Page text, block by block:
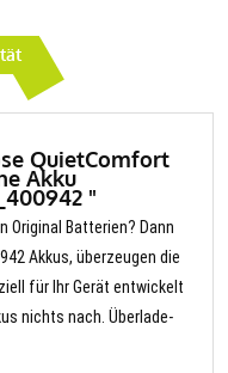
QuietComfort
Akku
"
Original Batterien? Dann
Akkus, überzeugen die
für Ihr Gerät entwickelt
nichts nach. Überlade-